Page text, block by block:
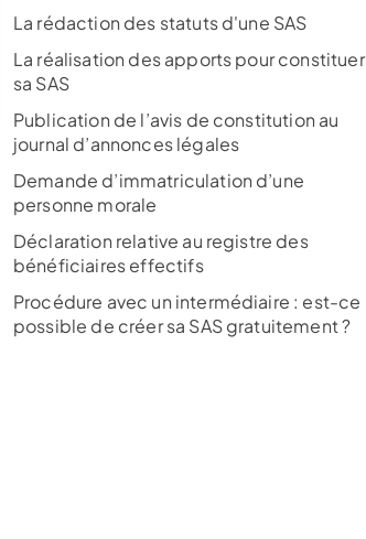
La rédaction des statuts d'une SAS
La réalisation des apports pour constituer
sa SAS
Publication de l’avis de constitution au
journal d’annonces légales
Demande d’immatriculation d’une
personne morale
Déclaration relative au registre des
bénéficiaires effectifs
Procédure avec un intermédiaire : est-ce
possible de créer sa SAS gratuitement ?